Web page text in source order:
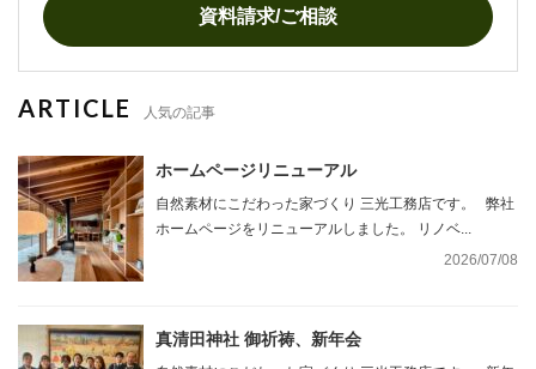
資料請求/ご相談
ARTICLE 人気の記事
ホームページリニューアル
自然素材にこだわった家づくり 三光工務店です。 弊社
ホームページをリニューアルしました。 リノベ...
2026/07/08
真清田神社 御祈祷、新年会